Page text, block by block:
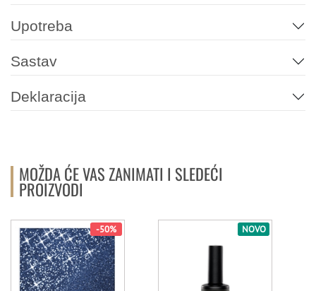
Upotreba
Sastav
Deklaracija
MOŽDA ĆE VAS ZANIMATI I SLEDEĆI
PROIZVODI
-50% NOVO